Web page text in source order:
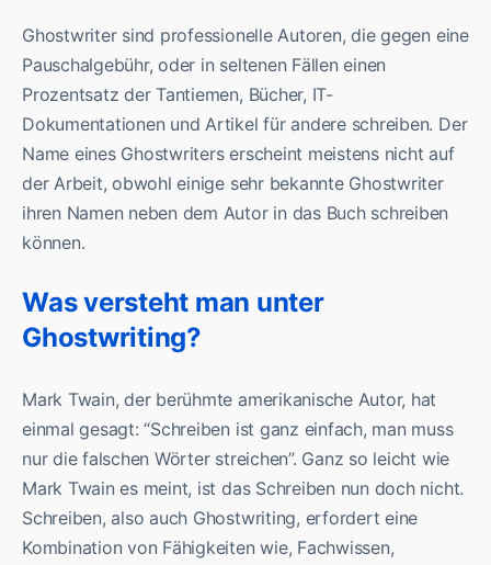
Ghostwriter sind professionelle Autoren, die gegen eine
Pauschalgebühr, oder in seltenen Fällen einen
Prozentsatz der Tantiemen, Bücher, IT-
Dokumentationen und Artikel für andere schreiben. Der
Name eines Ghostwriters erscheint meistens nicht auf
der Arbeit, obwohl einige sehr bekannte Ghostwriter
ihren Namen neben dem Autor in das Buch schreiben
können.
Was versteht man unter
Ghostwriting?
Mark Twain, der berühmte amerikanische Autor, hat
einmal gesagt: “Schreiben ist ganz einfach, man muss
nur die falschen Wörter streichen”. Ganz so leicht wie
Mark Twain es meint, ist das Schreiben nun doch nicht.
Schreiben, also auch Ghostwriting, erfordert eine
Kombination von Fähigkeiten wie, Fachwissen,